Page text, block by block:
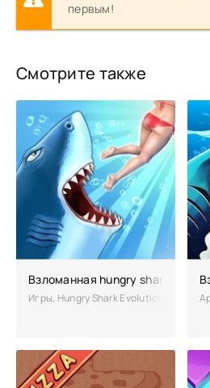
первым!
Смотрите также
Взломанная hungry shark
Игры, Hungry Shark Evolution –